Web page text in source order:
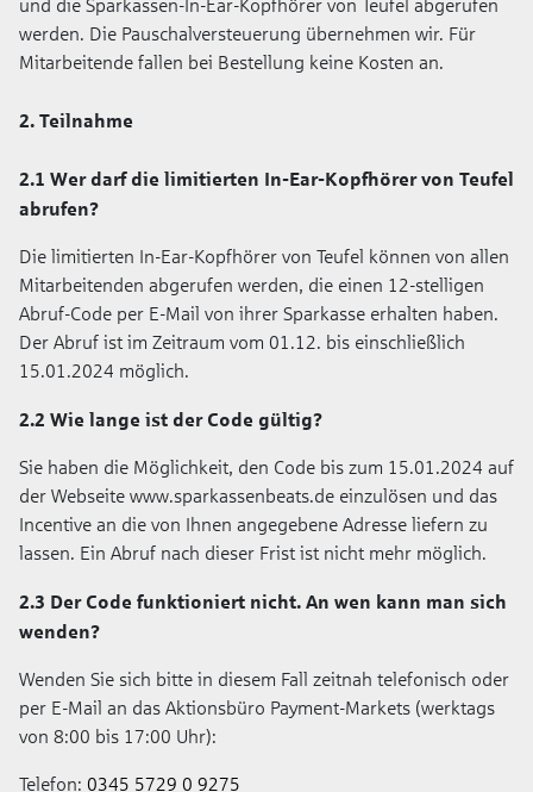
und die Sparkassen-In-Ear-Kopfhörer von Teufel abgerufen
werden. Die Pauschalversteuerung übernehmen wir. Für
Mitarbeitende fallen bei Bestellung keine Kosten an.
2. Teilnahme
2.1 Wer darf die limitierten In-Ear-Kopfhörer von Teufel
abrufen?
Die limitierten In-Ear-Kopfhörer von Teufel können von allen
Mitarbeitenden abgerufen werden, die einen 12-stelligen
Abruf-Code per E-Mail von ihrer Sparkasse erhalten haben.
Der Abruf ist im Zeitraum vom 01.12. bis einschließlich
15.01.2024 möglich.
2.2 Wie lange ist der Code gültig?
Sie haben die Möglichkeit, den Code bis zum 15.01.2024 auf
der Webseite www.sparkassenbeats.de einzulösen und das
Incentive an die von Ihnen angegebene Adresse liefern zu
lassen. Ein Abruf nach dieser Frist ist nicht mehr möglich.
2.3 Der Code funktioniert nicht. An wen kann man sich
wenden?
Wenden Sie sich bitte in diesem Fall zeitnah telefonisch oder
per E-Mail an das Aktionsbüro Payment-Markets (werktags
von 8:00 bis 17:00 Uhr):
Telefon: 0345 5729 0 9275